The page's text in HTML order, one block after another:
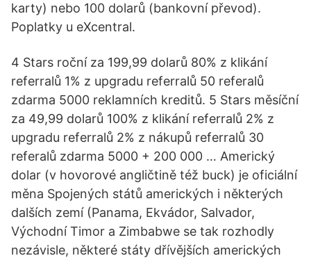
karty) nebo 100 dolarů (bankovní převod).
Poplatky u eXcentral.
4 Stars roční za 199,99 dolarů 80% z klikání
referralů 1% z upgradu referralů 50 referalů
zdarma 5000 reklamních kreditů. 5 Stars měsíční
za 49,99 dolarů 100% z klikání referralů 2% z
upgradu referralů 2% z nákupů referralů 30
referalů zdarma 5000 + 200 000 … Americký
dolar (v hovorové angličtině též buck) je oficiální
měna Spojených států amerických i některých
dalších zemí (Panama, Ekvádor, Salvador,
Východní Timor a Zimbabwe se tak rozhodly
nezávisle, některé státy dřívějších amerických